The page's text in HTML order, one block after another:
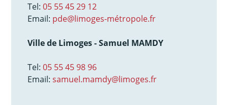
Tel:05 55 45 29 12
Email: pde@limoges-métropole.fr
Ville de Limoges - Samuel MAMDY
Tel:05 55 45 98 96
Email:samuel.mamdy@limoges.fr